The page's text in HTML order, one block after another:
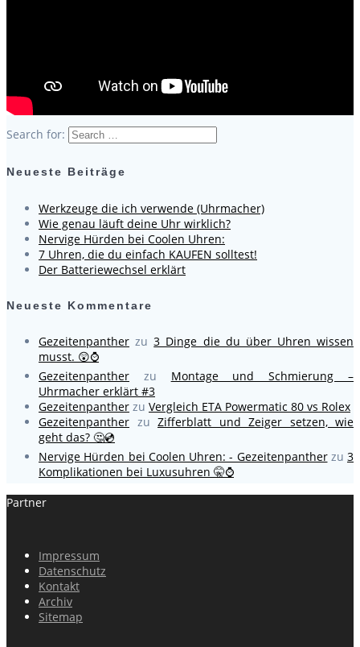
Search for:
Neueste Beiträge
Werkzeuge die ich verwende (Uhrmacher)
Wie genau läuft deine Uhr wirklich?
Nervige Hürden bei Coolen Uhren:
7 Uhren, die du einfach KAUFEN solltest!
Der Batteriewechsel erklärt
Neueste Kommentare
Gezeitenpanther zu3 Dinge die du über Uhren wissen
musst. 😲⌚
Gezeitenpanther zu Montage und Schmierung –
Uhrmacher erklärt #3
Gezeitenpanther zu Vergleich ETA Powermatic 80 vs Rolex
Gezeitenpanther zu Zifferblatt und Zeiger setzen, wie
geht das? 🤔💿
Nervige Hürden bei Coolen Uhren: - Gezeitenpantherzu 3
Komplikationen bei Luxusuhren 🤫⌚
Partner
Impressum
Datenschutz
Kontakt
Archiv
Sitemap